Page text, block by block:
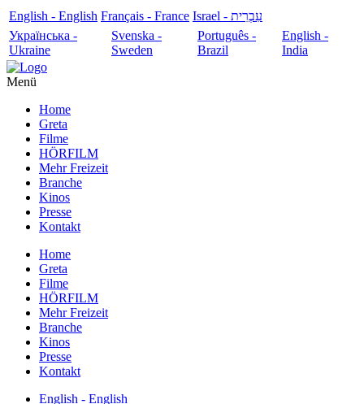
English - English Français - France
עִבְרִית - Israel
Українська -
Ukraine
Svenska -
Sweden
Português -
Brazil
English -
India
Menü
Home
Greta
Filme
HÖRFILM
Mehr Freizeit
Branche
Kinos
Presse
Kontakt
Home
Greta
Filme
HÖRFILM
Mehr Freizeit
Branche
Kinos
Presse
Kontakt
English - English